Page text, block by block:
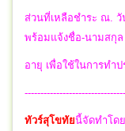
ส่วนที่เหลือชำระ ณ. วั
พร้อมแจ้งชื่อ-นามสกุล
อายุ เพื่อใช้ในการทำ
ทัวร์สุโขทัยนี้จัดทำโด